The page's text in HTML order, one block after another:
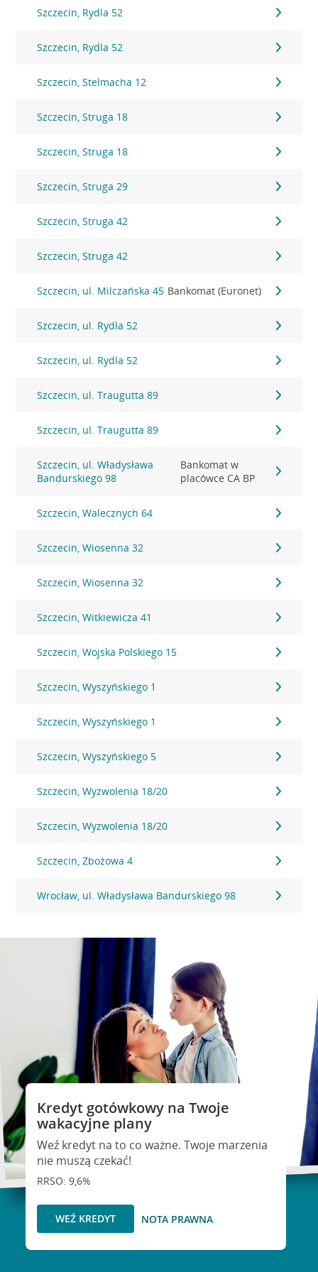
Szczecin, Rydla 52
Szczecin, Rydla 52
Szczecin, Stelmacha 12
Szczecin, Struga 18
Szczecin, Struga 18
Szczecin, Struga 29
Szczecin, Struga 42
Szczecin, Struga 42
Szczecin, ul. Milczańska 45 Bankomat (Euronet)
Szczecin, ul. Rydla 52
Szczecin, ul. Rydla 52
Szczecin, ul. Traugutta 89
Szczecin, ul. Traugutta 89
Szczecin, ul. Władysława
Bandurskiego 98
Bankomat w
placówce CA BP
Szczecin, Walecznych 64
Szczecin, Wiosenna 32
Szczecin, Wiosenna 32
Szczecin, Witkiewicza 41
Szczecin, Wojska Polskiego 15
Szczecin, Wyszyńskiego 1
Szczecin, Wyszyńskiego 1
Szczecin, Wyszyńskiego 5
Szczecin, Wyzwolenia 18/20
Szczecin, Wyzwolenia 18/20
Szczecin, Zbożowa 4
Wrocław, ul. Władysława Bandurskiego 98
Kredyt gotówkowy na Twoje
wakacyjne plany
Weź kredyt na to co ważne. Twoje marzenia
nie muszą czekać!
RRSO: 9,6%
WEŹ KREDYT NOTA PRAWNA